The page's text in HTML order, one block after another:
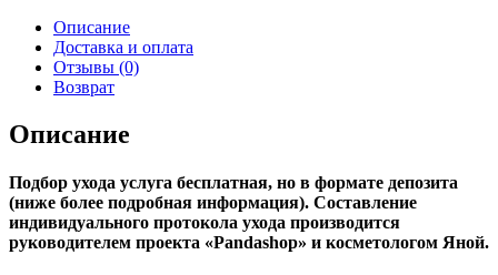
Описание
Доставка и оплата
Отзывы (0)
Возврат
Описание
Подбор ухода услуга бесплатная, но в формате депозита
(ниже более подробная информация). Составление
индивидуального протокола ухода производится
руководителем проекта «Pandashop» и косметологом Яной.